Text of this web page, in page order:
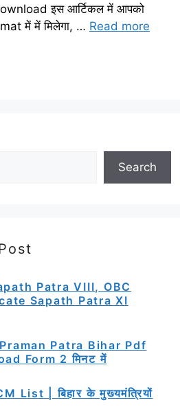
इस आर्टिकल में आपको
में में मिलेगा, … Read more
Search
Patra VIII, OBC
Sapath Patra XI
Patra Bihar Pdf
Form 2 मिनट में
List | बिहार के मुख्यमंत्रियों